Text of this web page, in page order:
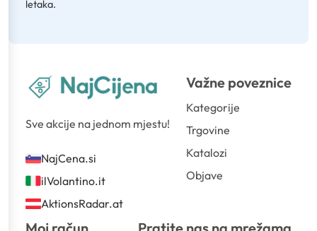
letaka.
Sve akcije na jednom mjestu!
NajCena.si
ilVolantino.it
AktionsRadar.at
Važne poveznice
Kategorije
Trgovine
Katalozi
Objave